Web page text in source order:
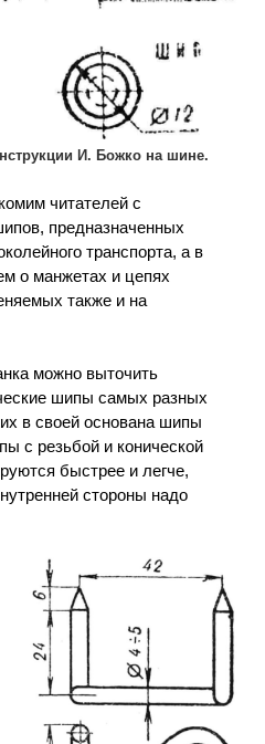
И. Божко на шине.
читателей с
предназначенных
транспорта, а в
о манжетах и цепях
также и на
можно выточить
шипы самых разных
в своей основана шипы
с резьбой и конической
быстрее и легче,
стороны надо